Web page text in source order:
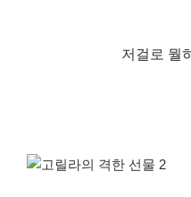
저걸로 뭘